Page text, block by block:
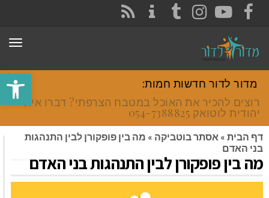
פתח
FACEBOOK
YOUTUBE
INSTAGRAM
TUMBLR
מדור לדור חדשות חמות:
רוצים להכיר את האוכל במטבח הצרפתי? דברו איתי
יהודית לוטואק 054-7388825.
דף הבית » אסתר בוטביקה » מה בין פופקורן לבין התנהגות
בני האדם
מה בין פופקורן לבין התנהגות בני האדם